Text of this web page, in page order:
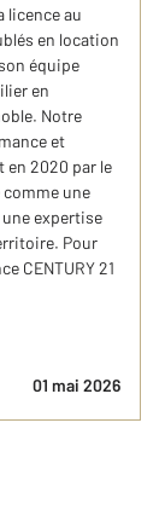
licence au
en location
équipe
en
Notre
et
en 2020 par le
comme une
une expertise
Pour
CENTURY 21
01 mai 2026